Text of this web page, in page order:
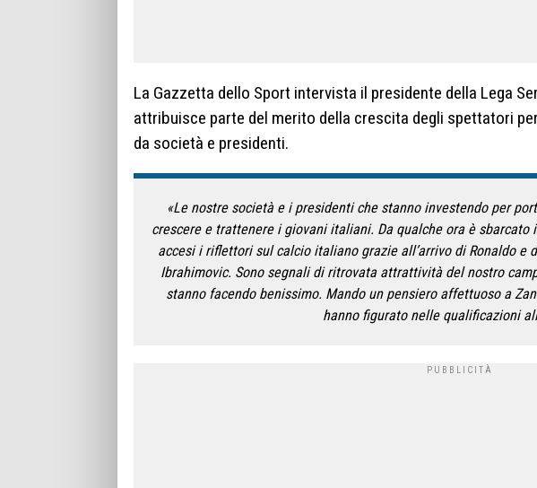
La Gazzetta dello Sport intervista il presidente della Lega
attribuisce parte del merito della crescita degli spettatori
da società e presidenti.
«Le nostre società e i presidenti che stanno investendo per
crescere e trattenere i giovani italiani. Da qualche ora è sbarcato
accesi i riflettori sul calcio italiano grazie all’arrivo di Ronaldo e
Ibrahimovic. Sono segnali di ritrovata attrattività del nostro
stanno facendo benissimo. Mando un pensiero affettuoso a
hanno figurato nelle qualificazioni